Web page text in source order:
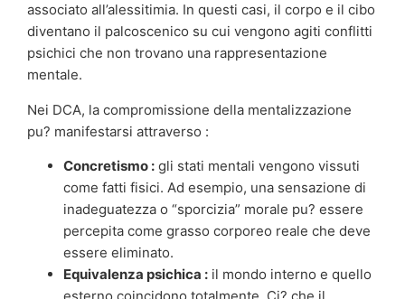
associato all’alessitimia. In questi casi, il corpo e il cibo
diventano il palcoscenico su cui vengono agiti conflitti
psichici che non trovano una rappresentazione
mentale.
Nei DCA, la compromissione della mentalizzazione
pu? manifestarsi attraverso :
Concretismo : gli stati mentali vengono vissuti
come fatti fisici. Ad esempio, una sensazione di
inadeguatezza o “sporcizia” morale pu? essere
percepita come grasso corporeo reale che deve
essere eliminato.
Equivalenza psichica : il mondo interno e quello